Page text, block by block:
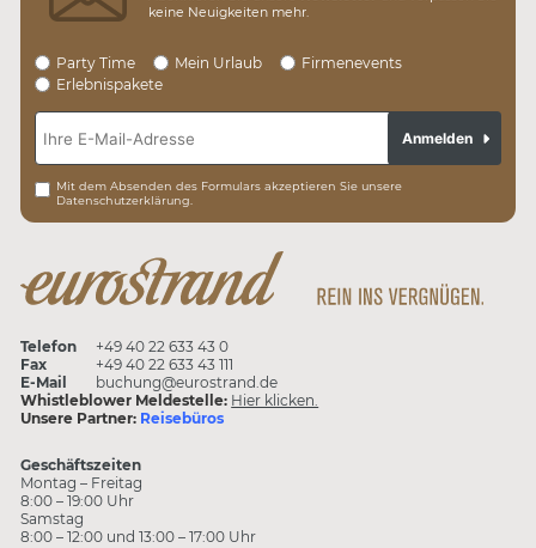
keine Neuigkeiten mehr.
Party Time Mein Urlaub
Firmenevents
Erlebnispakete
Mit dem Absenden des Formulars akzeptieren Sie unsere
Datenschutzerklärung.
Anmelden
Telefon
+49 40 22 633 43 0
Fax
+49 40 22 633 43 111
E-Mail
buchung@eurostrand.de
Whistleblower Meldestelle: Hier klicken.
Unsere Partner: Reisebüros
Geschäftszeiten
Montag – Freitag
8:00 – 19:00 Uhr
Samstag
8:00 – 12:00 und 13:00 – 17:00 Uhr